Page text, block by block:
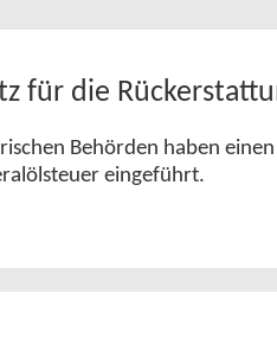
für die
Behörden haben
eingeführt.